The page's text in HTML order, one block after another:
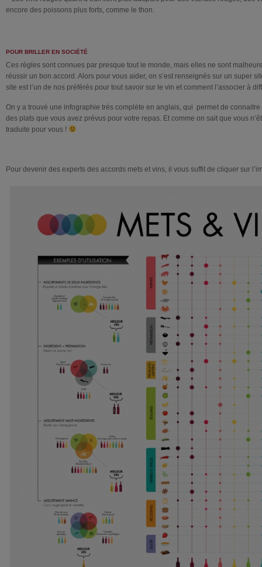
encore des poissons plus forts, comme le thon.
POUR BRILLER EN SOCIÉTÉ
Ces règles sont connues par presque tout le monde, mais elles ne sont
réussir un bon accord. Alors pour vous aider, on s’est renseignés sur un super
site est l’un de nos préférés pour tout savoir sur le vin et comment l’associer à
On y a trouvé une infographie très complète en anglais, qui permet de
des plats que vous avez prévus pour votre repas. Et comme on sait que vous
traduite pour vous !
Pour devenir des experts des accords mets et vins, il vous suffit de cliquer sur